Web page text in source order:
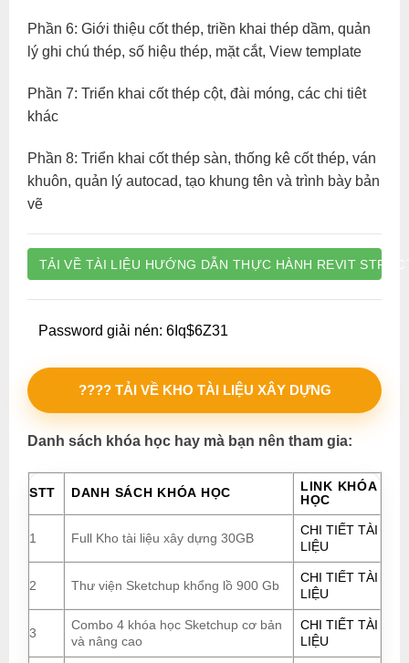
Phần 6: Giới thiệu cốt thép, triền khai thép dầm, quản
lý ghi chú thép, số hiệu thép, mặt cắt, View template
Phần 7: Triển khai cốt thép cột, đài móng, các chi tiêt
khác
Phần 8: Triển khai cốt thép sàn, thống kê cốt thép, ván
khuôn, quản lý autocad, tạo khung tên và trình bày bản
vẽ
TẢI VỀ TÀI LIỆU HƯỚNG DẪN THỰC HÀNH REVIT
Password giải nén: 6Iq$6Z31
???? TẢI VỀ KHO TÀI LIỆU XÂY DỰNG
Danh sách khóa học hay mà bạn nên tham gia:
STT DANH SÁCH KHÓA HỌC
LINK KHÓA
HỌC
1 Full Kho tài liệu xây dựng 30GB
CHI TIẾT TÀI
LIỆU
2 Thư viện Sketchup khổng lồ 900 Gb
CHI TIẾT TÀI
LIỆU
3
Combo 4 khóa học Sketchup cơ bản
và nâng cao
CHI TIẾT TÀI
LIỆU